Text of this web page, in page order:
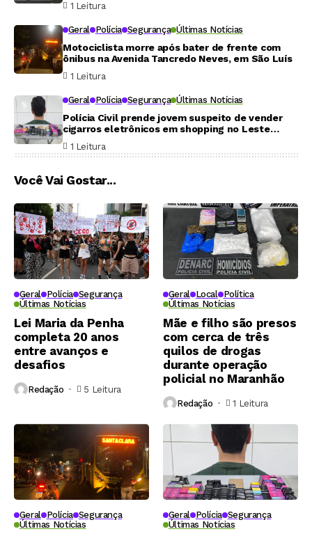
1 Leitura
Geral Polícia Segurança Últimas Notícias
Motociclista morre após bater de frente com
ônibus na Avenida Tancredo Neves, em São Luís
1 Leitura
Geral Polícia Segurança Últimas Notícias
Polícia Civil prende jovem suspeito de vender
cigarros eletrônicos em shopping no Leste
1 Leitura
Você Vai Gostar...
Geral Polícia Segurança
Últimas Notícias
Lei Maria da Penha
completa 20 anos
entre avanços e
desafios
Redação 5 Leitura
Geral Local Política
Últimas Notícias
Mãe e filho são presos
com cerca de três
quilos de drogas
durante operação
policial no Maranhão
Redação 1 Leitura
Geral Polícia Segurança
Últimas Notícias
Geral Polícia Segurança
Últimas Notícias